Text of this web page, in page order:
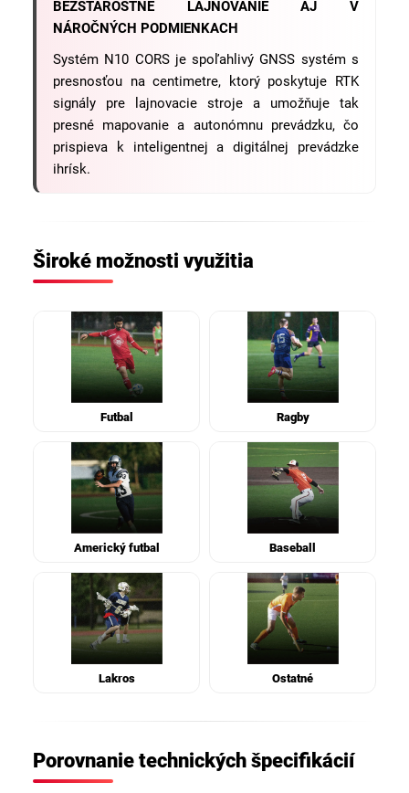
BEZSTAROSTNÉ LAJNOVANIE AJ V
NÁROČNÝCH PODMIENKACH
Systém N10 CORS je spoľahlivý GNSS systém s
presnosťou na centimetre, ktorý poskytuje RTK
signály pre lajnovacie stroje a umožňuje tak
presné mapovanie a autonómnu prevádzku, čo
prispieva k inteligentnej a digitálnej prevádzke
ihrísk.
Široké možnosti využitia
Futbal Ragby
Americký futbal Baseball
Lakros Ostatné
Porovnanie technických špecifikácií